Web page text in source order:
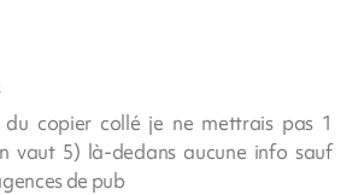
du copier collé je ne mettrais pas 1
vaut 5) là-dedans aucune info sauf
de pub